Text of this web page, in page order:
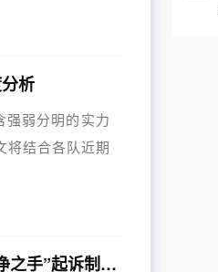
析
强弱分明的实力
将结合各队近期
西甲惊爆丑闻：视频裁判图像被指人为操控？“洁净之手”起诉制作总监奥斯卡·拉戈